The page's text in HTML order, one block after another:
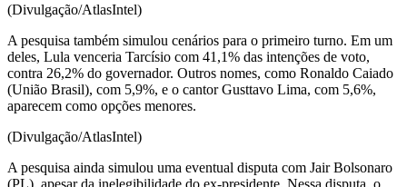
(Divulgação/AtlasIntel)
A pesquisa também simulou cenários para o primeiro turno. Em um
deles, Lula venceria Tarcísio com 41,1% das intenções de voto,
contra 26,2% do governador. Outros nomes, como Ronaldo Caiado
(União Brasil), com 5,9%, e o cantor Gusttavo Lima, com 5,6%,
aparecem como opções menores.
(Divulgação/AtlasIntel)
A pesquisa ainda simulou uma eventual disputa com Jair Bolsonaro
(PL), apesar da inelegibilidade do ex-presidente. Nessa disputa, o